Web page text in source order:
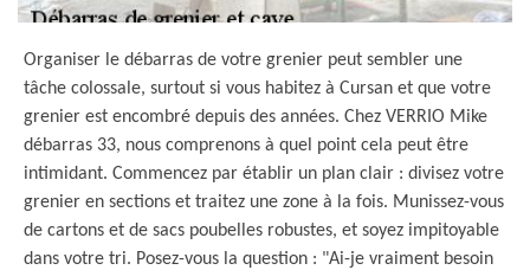
Organiser le débarras de votre grenier peut sembler une
tâche colossale, surtout si vous habitez à Cursan et que votre
grenier est encombré depuis des années. Chez VERRIO Mike
débarras 33, nous comprenons à quel point cela peut être
intimidant. Commencez par établir un plan clair : divisez votre
grenier en sections et traitez une zone à la fois. Munissez-vous
de cartons et de sacs poubelles robustes, et soyez impitoyable
dans votre tri. Posez-vous la question : "Ai-je vraiment besoin